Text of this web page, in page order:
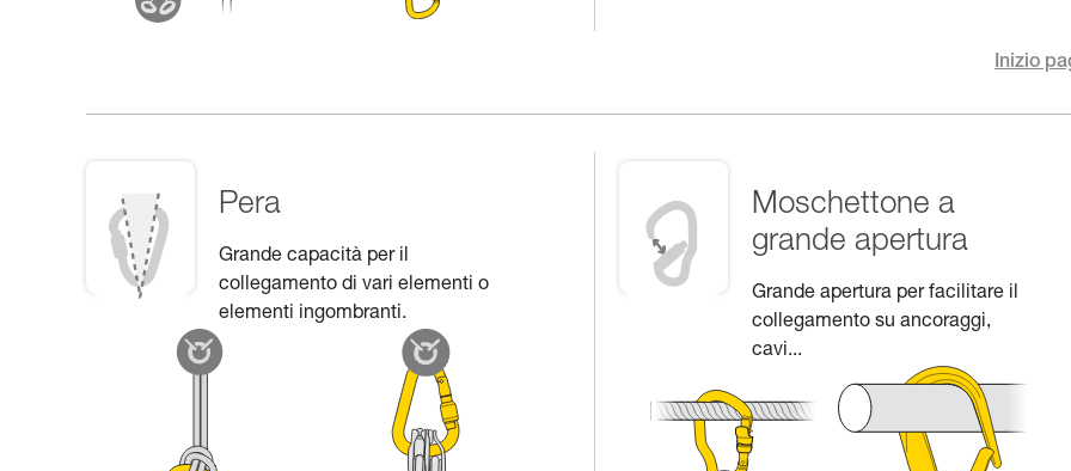
Inizio
Pera
Grande capacità per il
collegamento di vari elementi o
elementi ingombranti.
Moschettone a
grande apertura
Grande apertura per facilitare il
collegamento su ancoraggi,
cavi...